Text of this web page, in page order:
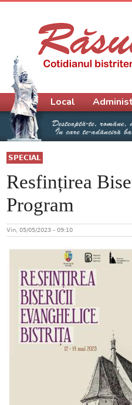
SPECIAL
Resfințirea
Program
Vin, 05/05/2023 - 09:10
Meniu principal
Local